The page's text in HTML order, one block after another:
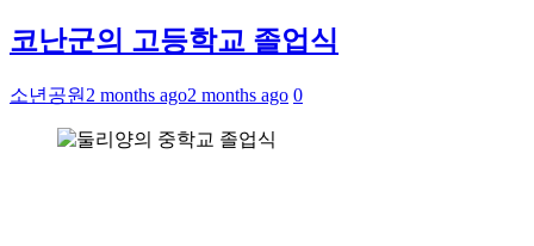
코난군의 고등학교 졸업식
소년공원 2 months ago2 months ago 0